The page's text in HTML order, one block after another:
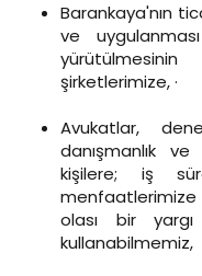
Barankaya'nın
ve
şirketlerimize, ·
Avukatlar,
danışmanlık
kişilere; iş
olası bir yargı
kullanabilmemiz,